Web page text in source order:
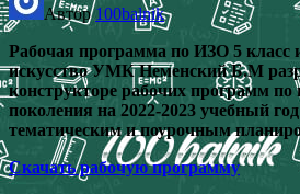
Автор100balnik
Рабочая программа по ИЗО 5 класс
искусство УМК Неменский Б.М
конструкторе рабочих программ
поколения на 2022-2023 учебный
тематическим и поурочным
Скачать рабочую программу